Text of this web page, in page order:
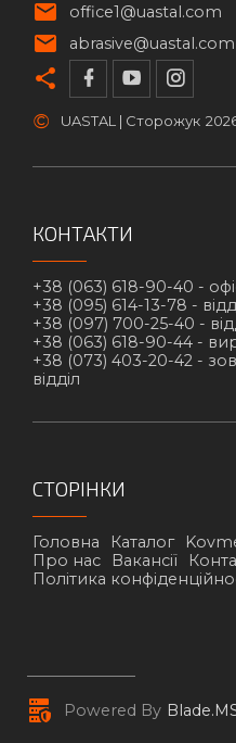
office1@uastal.com
© UASTAL | Сторожук
КОНТАКТИ
+38 (063) 618-90-40 -
+38 (095) 614-13-78 -
+38 (097) 700-25-40 -
+38 (063) 618-90-44 -
+38 (073) 403-20-42 -
відділ
СТОРІНКИ
Головна Каталог
Про нас
Вакансії
Політика
Powered By